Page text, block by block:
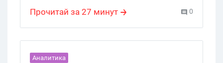
слив на адалт ,Dating,дейтинг кейс
Casual Dating,дейтинг партнерки,
вебкам офферы,Threads,УБТ,OnlyFans,
RevShare
Прочитай за 27 минут 0
Аналитика